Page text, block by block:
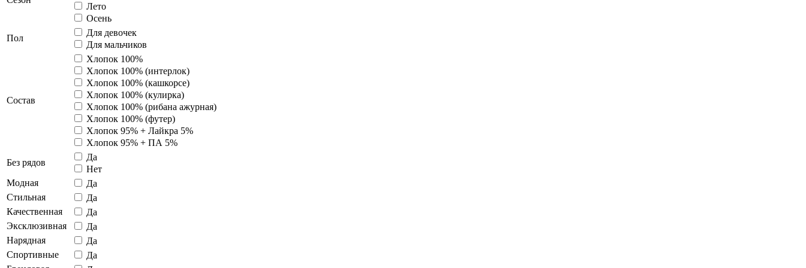
Лето
Осень
Пол
Для девочек
Для мальчиков
Состав
Хлопок 100%
Хлопок 100% (интерлок)
Хлопок 100% (кашкорсе)
Хлопок 100% (кулирка)
Хлопок 100% (рибана ажурная)
Хлопок 100% (футер)
Хлопок 95% + Лайкра 5%
Хлопок 95% + ПА 5%
Без рядов
Да
Нет
Модная
Да
Стильная
Да
Качественная
Да
Эксклюзивная
Да
Нарядная
Да
Спортивные
Да